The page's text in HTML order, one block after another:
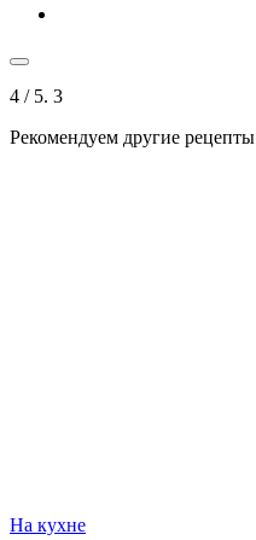
4 / 5. 3
Рекомендуем другие рецепты
На кухне